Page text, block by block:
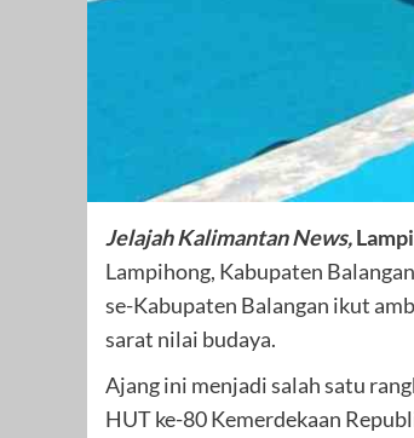
Jelajah Kalimantan News,
Lampihong, Kabupaten
se-Kabupaten Balangan ikut
sarat nilai budaya.
Ajang ini menjadi salah satu
HUT ke-80 Kemerdekaan